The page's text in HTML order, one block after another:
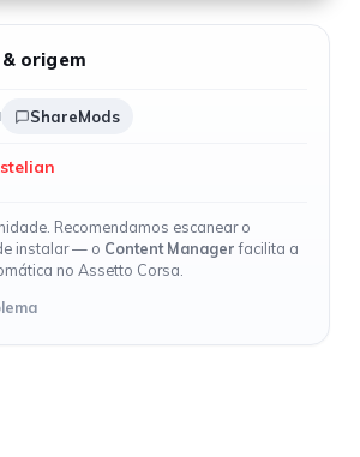
origem
ShareMods
stelian
Recomendamos escanear o
instalar — o Content Managerfacilita a
no Assetto Corsa.